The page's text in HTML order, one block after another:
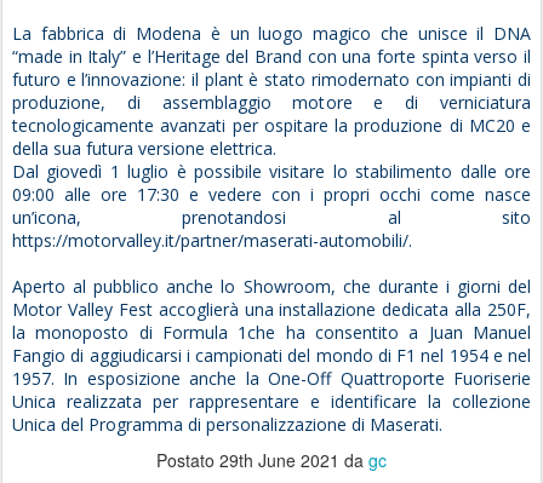
La fabbrica di Modena è un luogo magico che unisce il DNA
“made in Italy” e l’Heritage del Brand con una forte spinta verso il
futuro e l’innovazione: il plant è stato rimodernato con impianti di
produzione, di assemblaggio motore e di verniciatura
tecnologicamente avanzati per ospitare la produzione di MC20 e
della sua futura versione elettrica.
Dal giovedì 1 luglio è possibile visitare lo stabilimento dalle ore
09:00 alle ore 17:30 e vedere con i propri occhi come nasce
un’icona, prenotandosi al sito
https://motorvalley.it/partner/maserati-automobili/.
Aperto al pubblico anche lo Showroom, che durante i giorni del
Motor Valley Fest accoglierà una installazione dedicata alla 250F,
la monoposto di Formula 1che ha consentito a Juan Manuel
Fangio di aggiudicarsi i campionati del mondo di F1 nel 1954 e nel
1957. In esposizione anche la One-Off Quattroporte Fuoriserie
Unica realizzata per rappresentare e identificare la collezione
Unica del Programma di personalizzazione di Maserati.
Postato 29th June 2021 da gc